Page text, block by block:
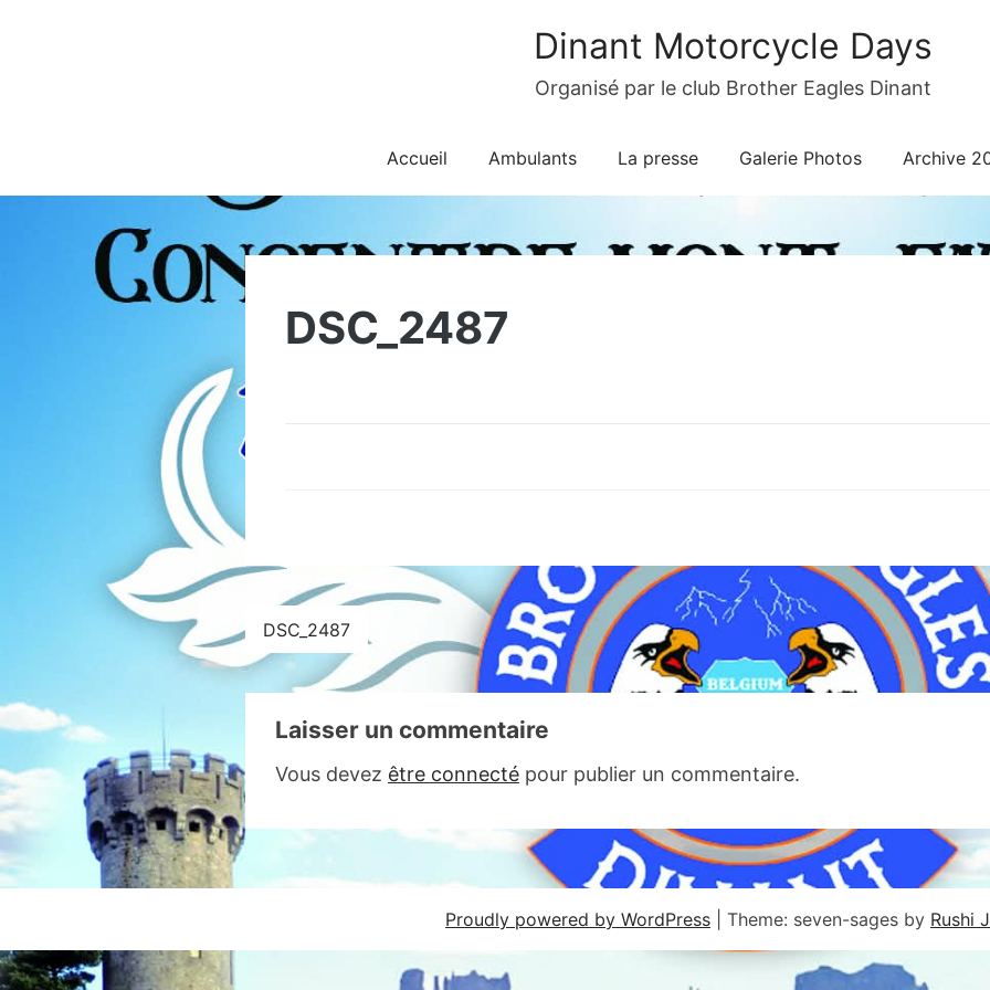
Dinant Motorcycle Days
Organisé par le club Brother Eagles Dinant
Accueil Ambulants La presse Galerie Photos Archive
DSC_2487
Navigation
de
l’article
DSC_2487
Laisser un commentaire
Vous devez être connecté pour publier un commentaire.
Proudly powered by WordPress Theme: seven-sages by Rushi